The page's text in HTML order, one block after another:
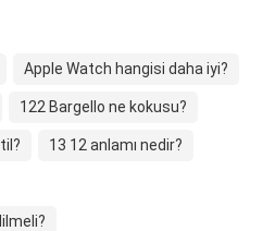
Apple Watch hangisi daha iyi?
122 Bargello ne kokusu?
13 12 anlamı nedir?